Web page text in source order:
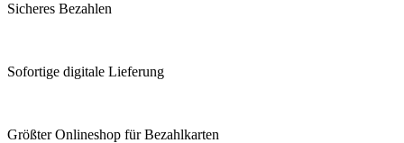
Sicheres Bezahlen
Sofortige digitale Lieferung
Größter Onlineshop für Bezahlkarten